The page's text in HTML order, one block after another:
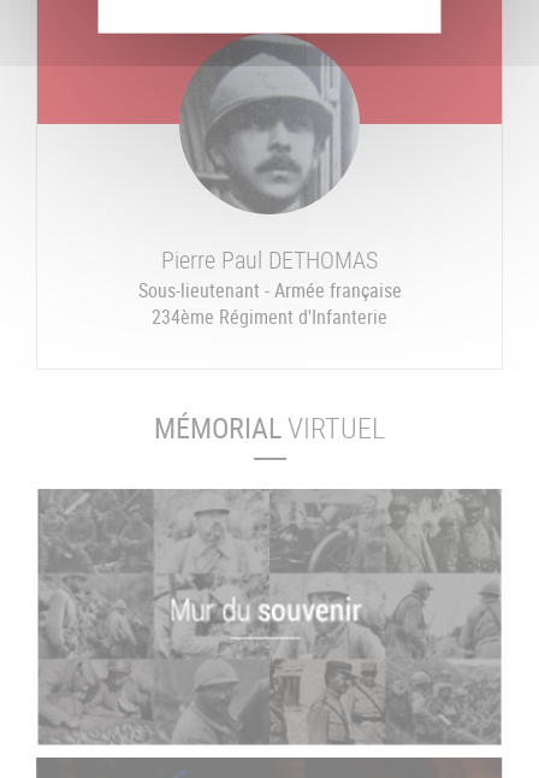
Pierre Paul DETHOMAS
Sous-lieutenant - Armée française
234ème Régiment d'Infanterie
MÉMORIALVIRTUEL